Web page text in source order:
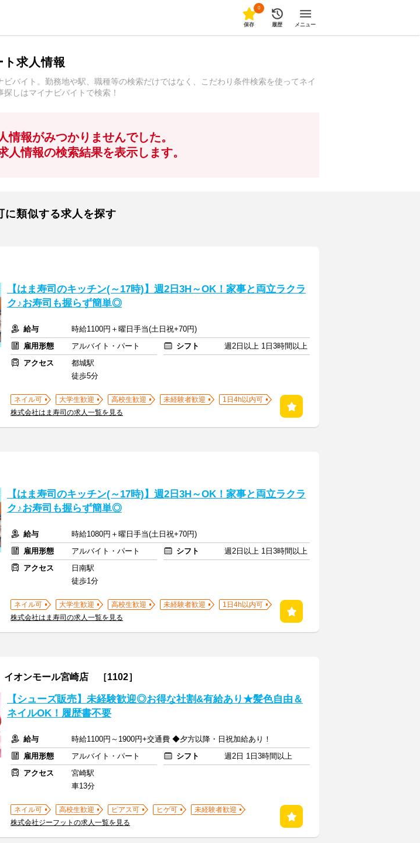
0
保存 履歴 メニュー
求人情報
バイト。勤務地や駅、職種等の検索だけではなく、こだわり条件検索を使ってネイ
しはマイナビバイトで検索！
情報がみつかりませんでした。
人情報の検索結果を表示します。
に類似する求人を探す
【はま寿司のキッチン(～17時)】週2日3H～OK！家事と両立ラクラ
ク♪お寿司も握らず簡単◎
給与
時給1100円＋曜日手当(土日祝+70円)
雇用形態
アルバイト・パート シフト
週2日以上 1日3時間以上
アクセス
都城駅
徒歩5分
ネイル可 大学生歓迎 高校生歓迎 未経験者歓迎
1日4h以内可
株式会社はま寿司の求人一覧を見る
【はま寿司のキッチン(～17時)】週2日3H～OK！家事と両立ラクラ
ク♪お寿司も握らず簡単◎
給与
時給1080円＋曜日手当(土日祝+70円)
雇用形態
アルバイト・パート シフト
週2日以上 1日3時間以上
アクセス
日南駅
徒歩1分
ネイル可 大学生歓迎 高校生歓迎 未経験者歓迎
1日4h以内可
株式会社はま寿司の求人一覧を見る
イオンモール宮崎店 ［1102］
【シューズ販売】未経験歓迎◎お得な社割&有給あり★髪色自由＆
ネイルOK！履歴書不要
給与
時給1100円～1900円+交通費 ◆夕方以降・日祝加給あり！
雇用形態
アルバイト・パート シフト
週2日 1日3時間以上
アクセス
宮崎駅
車13分
ネイル可 高校生歓迎 ピアス可 ヒゲ可
未経験者歓迎
株式会社ジーフットの求人一覧を見る